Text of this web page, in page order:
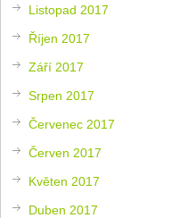
Listopad 2017
Říjen 2017
Září 2017
Srpen 2017
Červenec 2017
Červen 2017
Květen 2017
Duben 2017